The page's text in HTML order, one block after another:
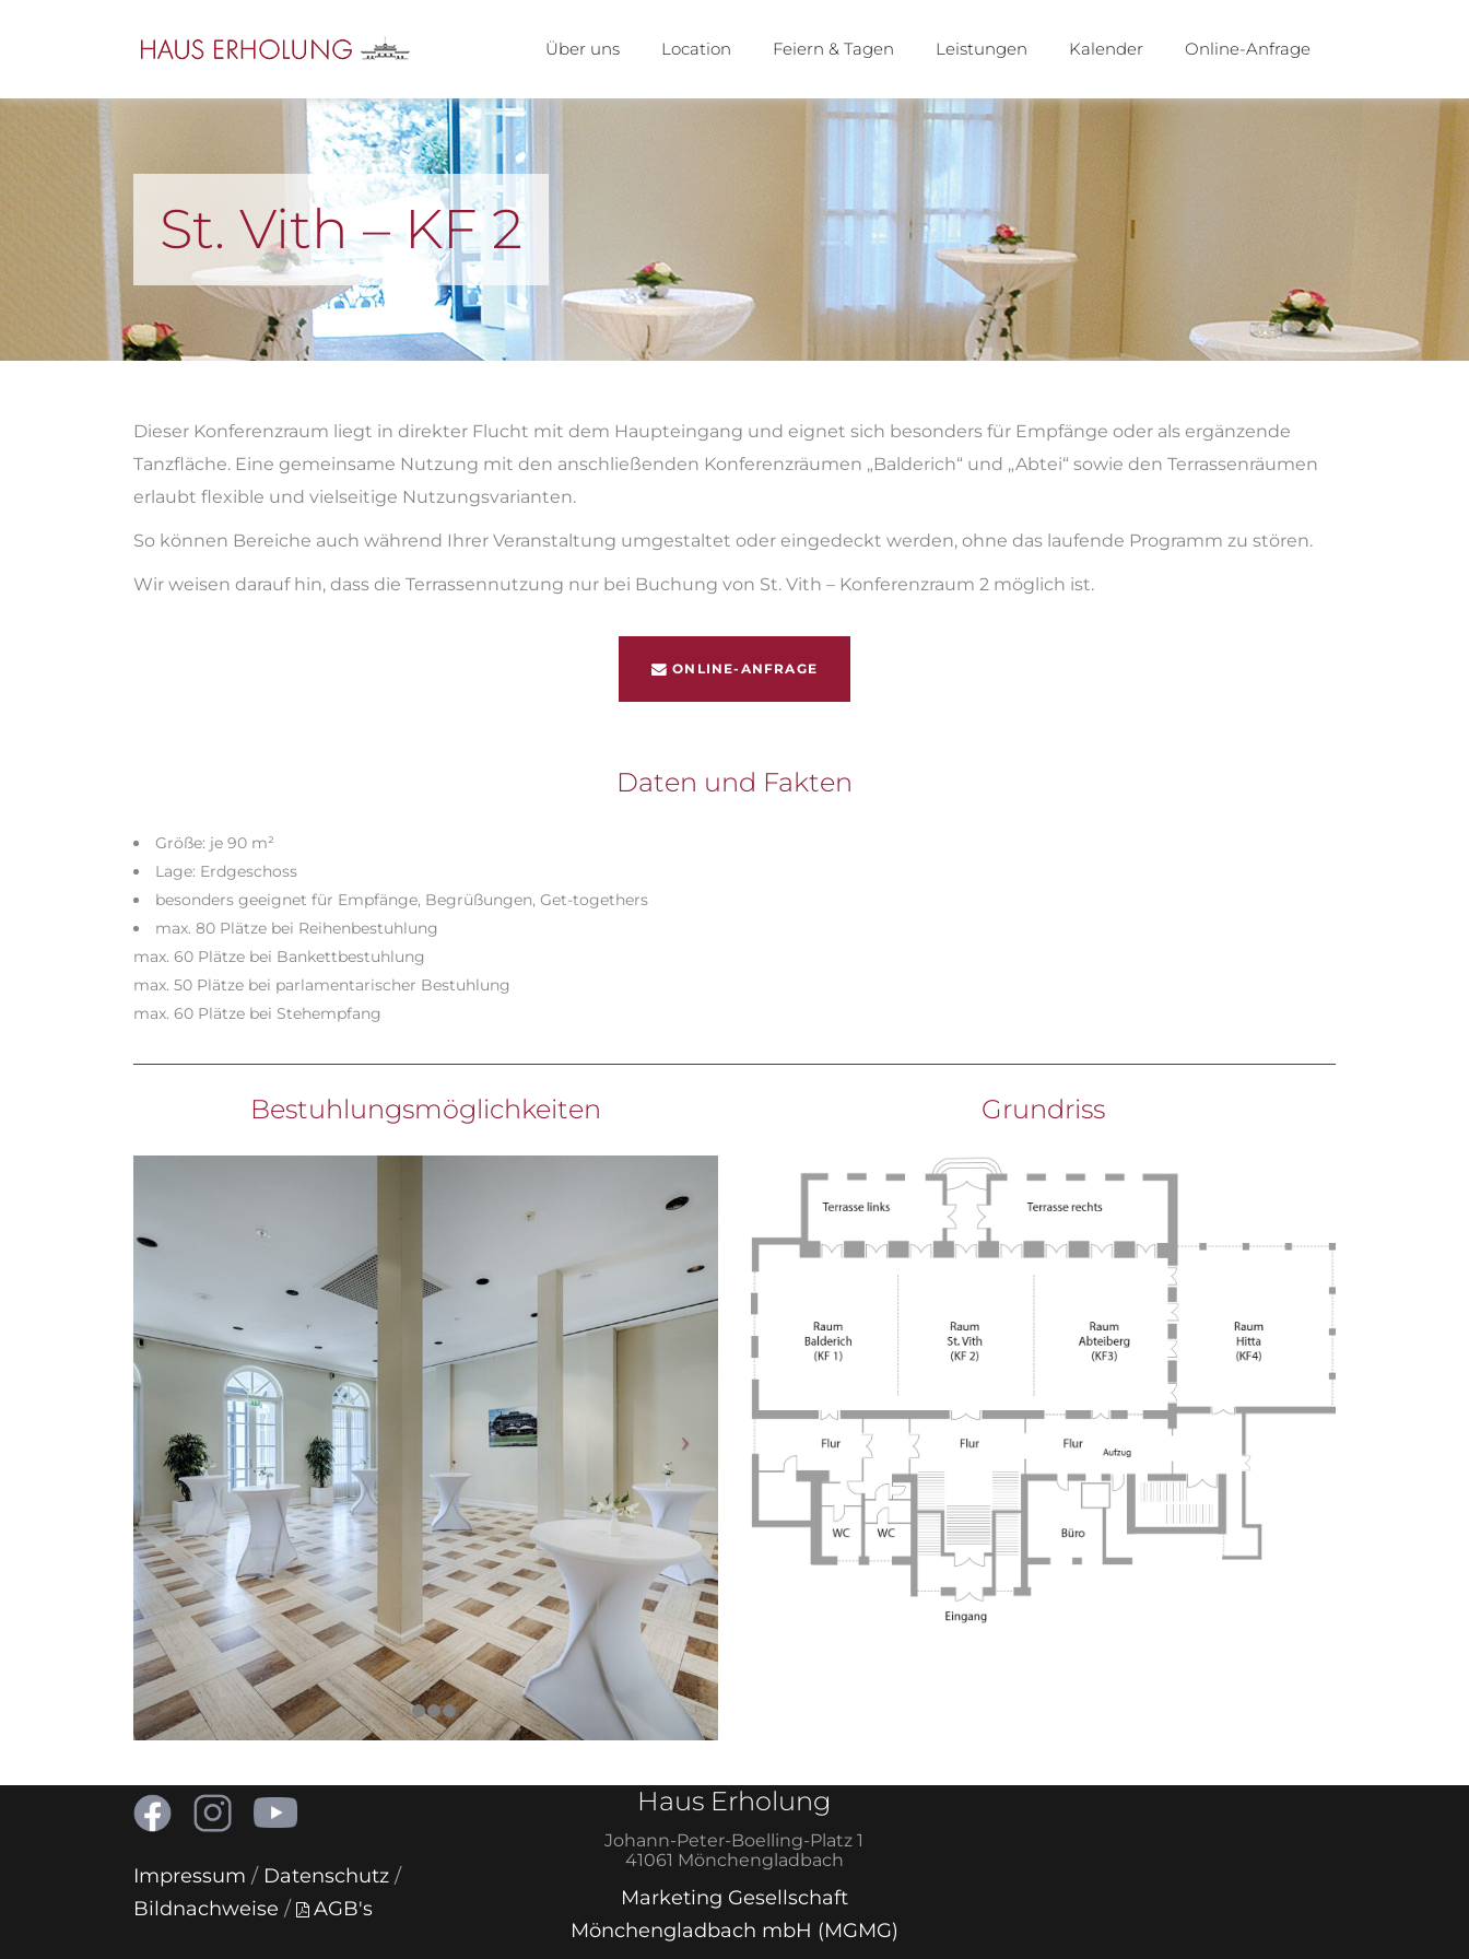
Über uns Location Feiern & Tagen Leistungen Kalender Online-Anfrage
St. Vith – KF 2
Dieser Konferenzraum liegt in direkter Flucht mit dem Haupteingang und eignet sich besonders für Empfänge oder als ergänzende
Tanzfläche. Eine gemeinsame Nutzung mit den anschließenden Konferenzräumen „Balderich“ und „Abtei“ sowie den Terrassenräumen
erlaubt flexible und vielseitige Nutzungsvarianten.
So können Bereiche auch während Ihrer Veranstaltung umgestaltet oder eingedeckt werden, ohne das laufende Programm zu stören.
Wir weisen darauf hin, dass die Terrassennutzung nur bei Buchung von St. Vith – Konferenzraum 2 möglich ist.
ONLINE-ANFRAGE
Daten und Fakten
Größe: je 90 m²
Lage: Erdgeschoss
besonders geeignet für Empfänge, Begrüßungen, Get-togethers
max. 80 Plätze bei Reihenbestuhlung
max. 60 Plätze bei Bankettbestuhlung
max. 50 Plätze bei parlamentarischer Bestuhlung
max. 60 Plätze bei Stehempfang
Bestuhlungsmöglichkeiten Grundriss
Impressum / Datenschutz /
Bildnachweise / AGB's
Haus Erholung
Johann-Peter-Boelling-Platz 1
41061 Mönchengladbach
Marketing Gesellschaft
Mönchengladbach mbH (MGMG)